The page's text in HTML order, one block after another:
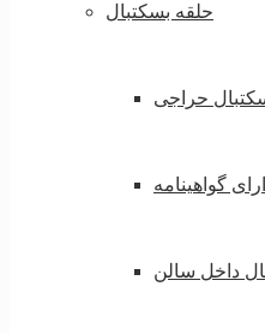
حلقه بسکتبال
حراجی
گواهینامه
داخل سالن